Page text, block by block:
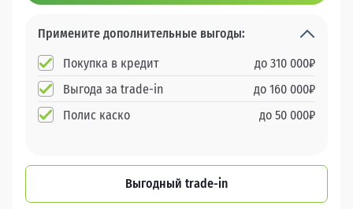
Примените дополнительные выгоды:
Покупка в кредит
до 310 000₽
Выгода за trade-in
до 160 000₽
Полис каско
до 50 000₽
Выгодный trade-in